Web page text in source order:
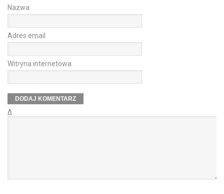
Nazwa
Adres email
Witryna internetowa
Δ